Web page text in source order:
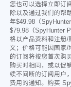
您也可以选择立即订
除以及通过我们的帮
年$49.98 （
$79.98 （SpyHunter
格以产品资料和注册/
文；价格可能因国家/
的订阅将按您首次购
购买时相同，或以促
续不间断的订阅用户
费用的通知。购买